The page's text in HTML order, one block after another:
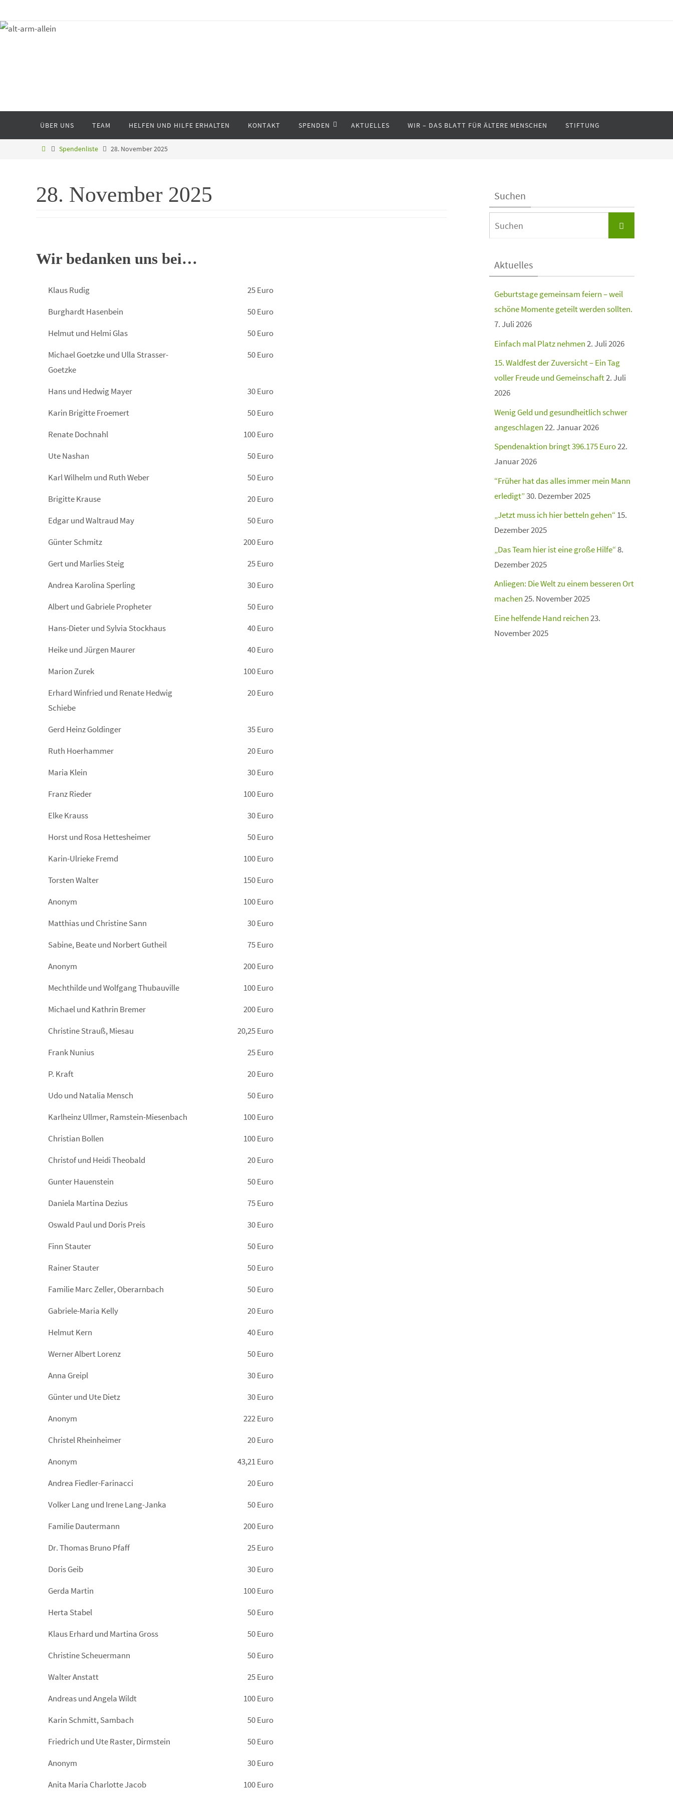
ÜBER UNS TEAM HELFEN UND HILFE ERHALTEN KONTAKT SPENDEN AKTUELLES WIR – DAS BLATT FÜR ÄLTERE MENSCHEN STIFTUNG
Spendenliste 28. November 2025
28. November 2025
Wir bedanken uns bei…
Klaus Rudig
25 Euro
Burghardt Hasenbein
50 Euro
Helmut und Helmi Glas
50 Euro
Michael Goetzke und Ulla Strasser-
Goetzke
50 Euro
Hans und Hedwig Mayer
30 Euro
Karin Brigitte Froemert
50 Euro
Renate Dochnahl
100 Euro
Ute Nashan
50 Euro
Karl Wilhelm und Ruth Weber
50 Euro
Brigitte Krause
20 Euro
Edgar und Waltraud May
50 Euro
Günter Schmitz
200 Euro
Gert und Marlies Steig
25 Euro
Andrea Karolina Sperling
30 Euro
Albert und Gabriele Propheter
50 Euro
Hans-Dieter und Sylvia Stockhaus
40 Euro
Heike und Jürgen Maurer
40 Euro
Marion Zurek
100 Euro
Erhard Winfried und Renate Hedwig
Schiebe
20 Euro
Gerd Heinz Goldinger
35 Euro
Ruth Hoerhammer
20 Euro
Maria Klein
30 Euro
Franz Rieder
100 Euro
Elke Krauss
30 Euro
Horst und Rosa Hettesheimer
50 Euro
Karin-Ulrieke Fremd
100 Euro
Torsten Walter
150 Euro
Anonym
100 Euro
Matthias und Christine Sann
30 Euro
Sabine, Beate und Norbert Gutheil
75 Euro
Anonym
200 Euro
Mechthilde und Wolfgang Thubauville
100 Euro
Michael und Kathrin Bremer
200 Euro
Christine Strauß, Miesau
20,25 Euro
Frank Nunius
25 Euro
P. Kraft
20 Euro
Udo und Natalia Mensch
50 Euro
Karlheinz Ullmer, Ramstein-Miesenbach
100 Euro
Christian Bollen
100 Euro
Christof und Heidi Theobald
20 Euro
Gunter Hauenstein
50 Euro
Daniela Martina Dezius
75 Euro
Oswald Paul und Doris Preis
30 Euro
Finn Stauter
50 Euro
Rainer Stauter
50 Euro
Familie Marc Zeller, Oberarnbach
50 Euro
Gabriele-Maria Kelly
20 Euro
Helmut Kern
40 Euro
Werner Albert Lorenz
50 Euro
Anna Greipl
30 Euro
Günter und Ute Dietz
30 Euro
Anonym
222 Euro
Christel Rheinheimer
20 Euro
Anonym
43,21 Euro
Andrea Fiedler-Farinacci
20 Euro
Volker Lang und Irene Lang-Janka
50 Euro
Familie Dautermann
200 Euro
Dr. Thomas Bruno Pfaff
25 Euro
Doris Geib
30 Euro
Gerda Martin
100 Euro
Herta Stabel
50 Euro
Klaus Erhard und Martina Gross
50 Euro
Christine Scheuermann
50 Euro
Walter Anstatt
25 Euro
Andreas und Angela Wildt
100 Euro
Karin Schmitt, Sambach
50 Euro
Friedrich und Ute Raster, Dirmstein
50 Euro
Anonym
30 Euro
Anita Maria Charlotte Jacob
100 Euro
Suchen
Aktuelles
Geburtstage gemeinsam feiern – weil
schöne Momente geteilt werden sollten.
7. Juli 2026
Einfach mal Platz nehmen2. Juli 2026
15. Waldfest der Zuversicht – Ein Tag
voller Freude und Gemeinschaft2. Juli
2026
Wenig Geld und gesundheitlich schwer
angeschlagen22. Januar 2026
Spendenaktion bringt 396.175 Euro22.
Januar 2026
“Früher hat das alles immer mein Mann
erledigt”30. Dezember 2025
„Jetzt muss ich hier betteln gehen“ 15.
Dezember 2025
„Das Team hier ist eine große Hilfe“8.
Dezember 2025
Anliegen: Die Welt zu einem besseren Ort
machen25. November 2025
Eine helfende Hand reichen23.
November 2025